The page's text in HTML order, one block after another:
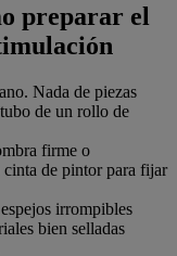
preparar el
Nada de piezas
de un rollo de
firme o
cinta de pintor para fijar
irrompibles
bien selladas